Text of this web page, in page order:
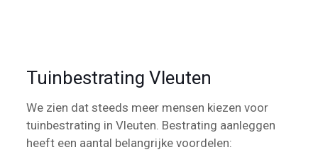
Tuinbestrating Vleuten
We zien dat steeds meer mensen kiezen voor
tuinbestrating in Vleuten. Bestrating aanleggen
heeft een aantal belangrijke voordelen: